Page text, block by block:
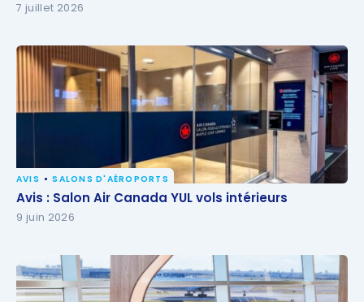
7 juillet 2026
Avis : Salon Air Canada YUL vols intérieurs
AVIS SALONS D'AÉROPORTS
Avis : Salon Air Canada YUL vols intérieurs
9 juin 2026